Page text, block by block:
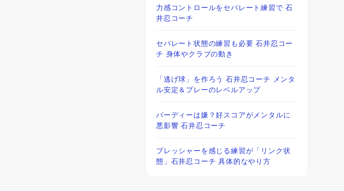
力感コントロールをセパレート練習で 石
井忍コーチ
セパレート状態の練習も必要 石井忍コー
チ 身体やクラブの動き
「逃げ球」を作ろう 石井忍コーチ メンタ
ル安定＆プレーのレベルアップ
バーディーは嫌？好スコアがメンタルに
悪影響 石井忍コーチ
プレッシャーを感じる練習が「リンク状
態」石井忍コーチ 具体的なやり方